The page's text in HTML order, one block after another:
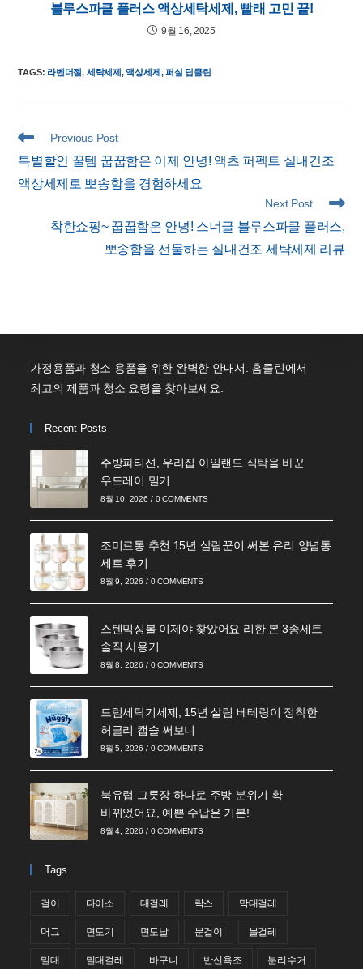
블루스파클 플러스 액상세탁세제, 빨래 고민 끝!
9월 16, 2025
TAGS: 라벤더젤, 세탁세제, 액상세제, 퍼실 딥클린
Read
articles
Previous Post
특별할인 꿀템 꿉꿉함은 이제 안녕! 액츠 퍼펙트 실내건조
액상세제로 뽀송함을 경험하세요
Next Post
착한쇼핑~ 꿉꿉함은 안녕! 스너글 블루스파클 플러스,
뽀송함을 선물하는 실내건조 세탁세제 리뷰
가정용품과 청소 용품을 위한 완벽한 안내서. 홈클린에서
최고의 제품과 청소 요령을 찾아보세요.
Recent Posts
주방파티션, 우리집 아일랜드 식탁을 바꾼
우드레이 밀키
8월 10, 2026 / 0 COMMENTS
조미료통 추천 15년 살림꾼이 써본 유리 양념통
세트 후기
8월 9, 2026 / 0 COMMENTS
스텐믹싱볼 이제야 찾았어요 리한 본 3종세트
솔직 사용기
8월 8, 2026 / 0 COMMENTS
드럼세탁기세제, 15년 살림 베테랑이 정착한
허글리 캡슐 써보니
8월 5, 2026 / 0 COMMENTS
북유럽 그릇장 하나로 주방 분위기 확
바뀌었어요, 예쁜 수납은 기본!
8월 4, 2026 / 0 COMMENTS
Tags
걸이 다이소 대걸레 락스 막대걸레
머그 면도기 면도날 문걸이 물걸레
밀대 밀대걸레 바구니 반신욕조 분리수거